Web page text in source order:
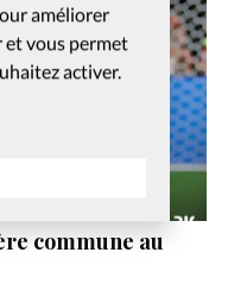
améliorer
vous permet
activer.
commune au